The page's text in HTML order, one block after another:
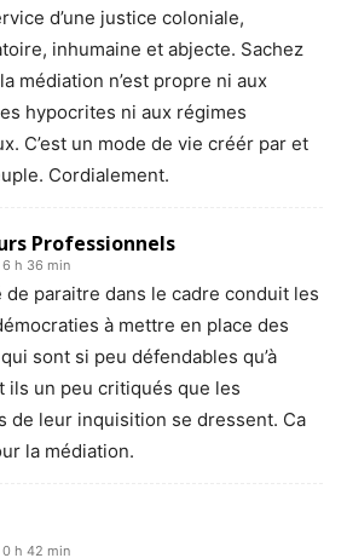
d’une justice coloniale,
inhumaine et abjecte. Sachez
médiation n’est propre ni aux
hypocrites ni aux régimes
C’est un mode de vie créér par et
Cordialement.
Professionnels
6 h 36 min
de paraitre dans le cadre conduit les
à mettre en place des
sont si peu défendables qu’à
ils un peu critiqués que les
de leur inquisition se dressent. Ca
la médiation.
0 h 42 min